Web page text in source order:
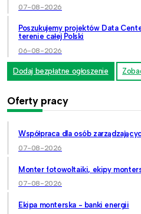
07-08-2026
Poszukujemy projektów Data
terenie całej Polski
06-08-2026
Dodaj bezpłatne ogłoszenie
Oferty pracy
Współpraca dla osób
07-08-2026
Monter fotowoltaiki, ekipy
07-08-2026
Ekipa monterska - banki energii